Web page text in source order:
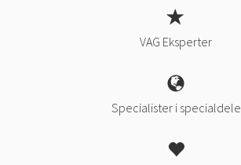
VAG Eksperter
Specialister i specialdele